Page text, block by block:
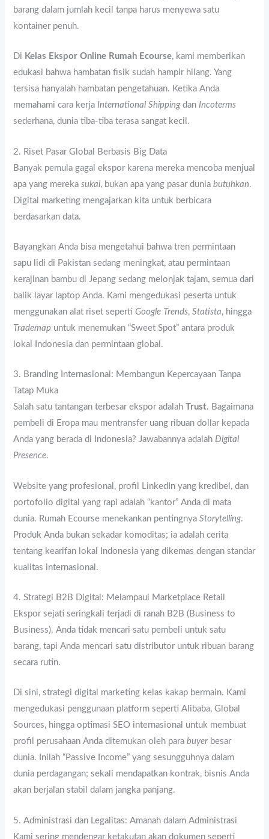
barang dalam jumlah kecil tanpa harus menyewa satu
kontainer penuh.
Di Kelas Ekspor Online Rumah Ecourse, kami memberikan
edukasi bahwa hambatan fisik sudah hampir hilang. Yang
tersisa hanyalah hambatan pengetahuan. Ketika Anda
memahami cara kerjaInternational ShippingdanIncoterms
sederhana, dunia tiba-tiba terasa sangat kecil.
2. Riset Pasar Global Berbasis Big Data
Banyak pemula gagal ekspor karena mereka mencoba menjual
apa yang merekasukai, bukan apa yang pasar duniabutuhkan.
Digital marketing mengajarkan kita untuk berbicara
berdasarkan data.
Bayangkan Anda bisa mengetahui bahwa tren permintaan
sapu lidi di Pakistan sedang meningkat, atau permintaan
kerajinan bambu di Jepang sedang melonjak tajam, semua dari
balik layar laptop Anda. Kami mengedukasi peserta untuk
menggunakan alat riset sepertiGoogle Trends,Statista, hingga
Trademap untuk menemukan “Sweet Spot” antara produk
lokal Indonesia dan permintaan global.
3. Branding Internasional: Membangun Kepercayaan Tanpa
Tatap Muka
Salah satu tantangan terbesar ekspor adalahTrust. Bagaimana
pembeli di Eropa mau mentransfer uang ribuan dollar kepada
Anda yang berada di Indonesia? Jawabannya adalahDigital
Presence.
Website yang profesional, profil LinkedIn yang kredibel, dan
portofolio digital yang rapi adalah “kantor” Anda di mata
dunia. Rumah Ecourse menekankan pentingnyaStorytelling.
Produk Anda bukan sekadar komoditas; ia adalah cerita
tentang kearifan lokal Indonesia yang dikemas dengan standar
kualitas internasional.
4. Strategi B2B Digital: Melampaui Marketplace Retail
Ekspor sejati seringkali terjadi di ranah B2B (Business to
Business). Anda tidak mencari satu pembeli untuk satu
barang, tapi Anda mencari satu distributor untuk ribuan barang
secara rutin.
Di sini, strategi digital marketing kelas kakap bermain. Kami
mengedukasi penggunaan platform seperti Alibaba, Global
Sources, hingga optimasi SEO internasional untuk membuat
profil perusahaan Anda ditemukan oleh parabuyerbesar
dunia. Inilah “Passive Income” yang sesungguhnya dalam
dunia perdagangan; sekali mendapatkan kontrak, bisnis Anda
akan berjalan stabil dalam jangka panjang.
5. Administrasi dan Legalitas: Amanah dalam Administrasi
Kami sering mendengar ketakutan akan dokumen seperti